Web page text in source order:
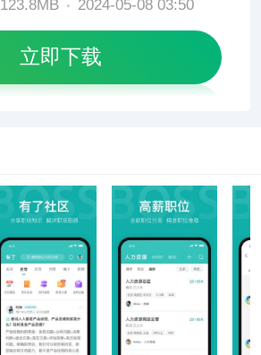
123.8MB 2024-05-08 03:50
立即下载